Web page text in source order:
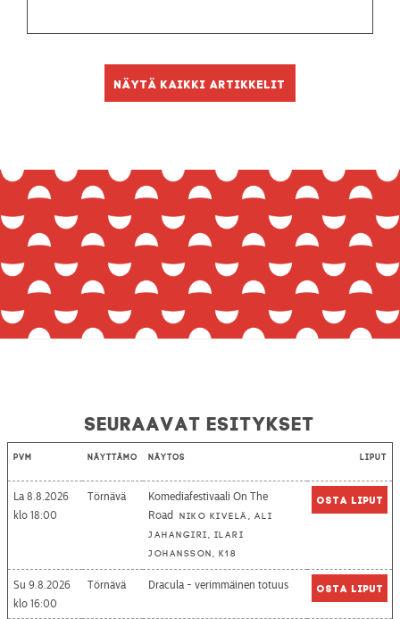
Näytä kaikki artikkelit
Seuraavat esitykset
Pvm Näyttämö Näytös Liput
La 8.8.2026
18:00
Törnävä
Komediafestivaali On The
Road
Niko Kivelä, Ali
Jahangiri, Ilari
Johansson, K18
Osta liput
Su 9.8.2026
16:00
Törnävä Dracula - verimmäinen totuus Osta liput